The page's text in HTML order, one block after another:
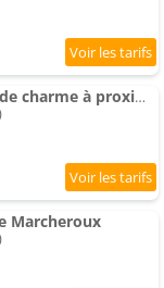
Chambres indépendantes de charme à proximité d'Amboise
Marcheroux